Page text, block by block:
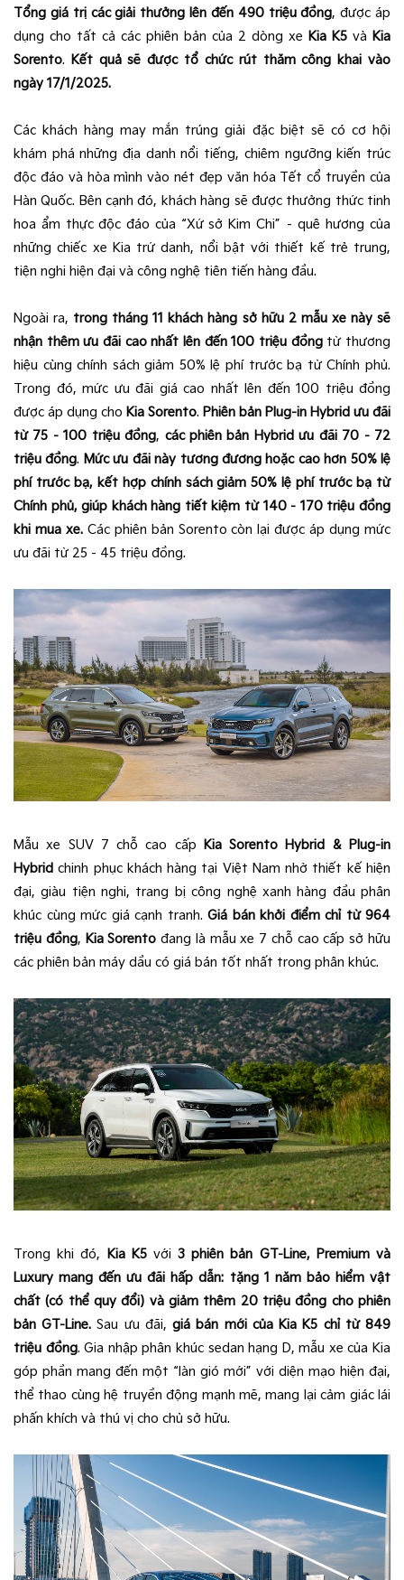
Tổng giá trị các giải thưởng lên đến 490 triệu đồng, được áp
dụng cho tất cả các phiên bản của 2 dòng xe Kia K5 và Kia
Sorento. Kết quả sẽ được tổ chức rút thăm công khai vào
ngày 17/1/2025.
Các khách hàng may mắn trúng giải đặc biệt sẽ có cơ hội
khám phá những địa danh nổi tiếng, chiêm ngưỡng kiến trúc
độc đáo và hòa mình vào nét đẹp văn hóa Tết cổ truyền của
Hàn Quốc. Bên cạnh đó, khách hàng sẽ được thưởng thức tinh
hoa ẩm thực độc đáo của “Xứ sở Kim Chi” – quê hương của
những chiếc xe Kia trứ danh, nổi bật với thiết kế trẻ trung,
tiện nghi hiện đại và công nghệ tiên tiến hàng đầu.
Ngoài ra, trong tháng 11 khách hàng sở hữu 2 mẫu xe này sẽ
nhận thêm ưu đãi cao nhất lên đến 100 triệu đồngtừ thương
hiệu cùng chính sách giảm 50% lệ phí trước bạ từ Chính phủ.
Trong đó, mức ưu đãi giá cao nhất lên đến 100 triệu đồng
được áp dụng cho Kia Sorento. Phiên bản Plug-in Hybrid ưu đãi
từ 75 - 100 triệu đồng, các phiên bản Hybrid ưu đãi 70 - 72
triệu đồng. Mức ưu đãi này tương đương hoặc cao hơn 50% lệ
phí trước bạ, kết hợp chính sách giảm 50% lệ phí trước bạ từ
Chính phủ, giúp khách hàng tiết kiệm từ 140 - 170 triệu đồng
khi mua xe.Các phiên bản Sorento còn lại được áp dụng mức
ưu đãi từ 25 - 45 triệu đồng.
Mẫu xe SUV 7 chỗ cao cấp
Kia Sorento Hybrid & Plug-in
Hybrid chinh phục khách hàng tại Việt Nam nhờ thiết kế hiện
đại, giàu tiện nghi, trang bị công nghệ xanh hàng đầu phân
khúc cùng mức giá cạnh tranh. Giá bán khởi điểm chỉ từ 964
triệu đồng, Kia Sorento đang là mẫu xe 7 chỗ cao cấp sở hữu
các phiên bản máy dầu có giá bán tốt nhất trong phân khúc.
Trong khi đó, Kia K5với3 phiên bản GT-Line, Premium và
Luxury mang đến ưu đãi hấp dẫn: tặng 1 năm bảo hiểm vật
chất (có thể quy đổi) và giảm thêm 20 triệu đồng cho phiên
bản GT-Line. Sau ưu đãi,giá bán mới của Kia K5 chỉ từ 849
triệu đồng. Gia nhập phân khúc sedan hạng D, mẫu xe của Kia
góp phần mang đến một “làn gió mới” với diện mạo hiện đại,
thể thao cùng hệ truyền động mạnh mẽ, mang lại cảm giác lái
phấn khích và thú vị cho chủ sở hữu.